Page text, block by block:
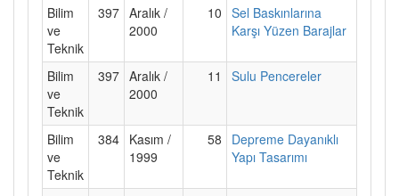
Bilim
ve
Teknik
397 Aralık /
2000
10 Sel Baskınlarına
Karşı Yüzen Barajlar
Bilim
ve
Teknik
397 Aralık /
2000
11 Sulu Pencereler
Bilim
ve
Teknik
384 Kasım /
1999
58
Depreme Dayanıklı
Yapı Tasarımı